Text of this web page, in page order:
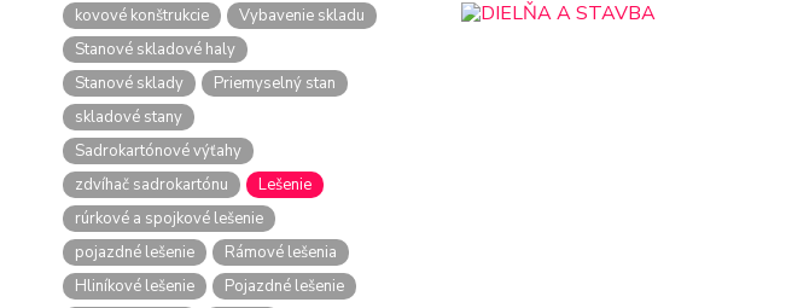
kovové konštrukcie
Vybavenie skladu
Stanové skladové haly
Stanové sklady
Priemyselný stan
skladové stany
Sadrokartónové výťahy
zdvíhač sadrokartónu
Lešenie
rúrkové a spojkové lešenie
pojazdné lešenie
Rámové lešenia
Hliníkové lešenie
Pojazdné lešenie